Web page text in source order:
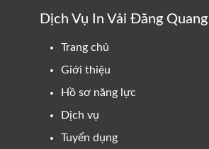
Dịch Vụ In Vải Đăng Quang
Trang chủ
Giới thiệu
Hồ sơ năng lực
Dịch vụ
Tuyển dụng